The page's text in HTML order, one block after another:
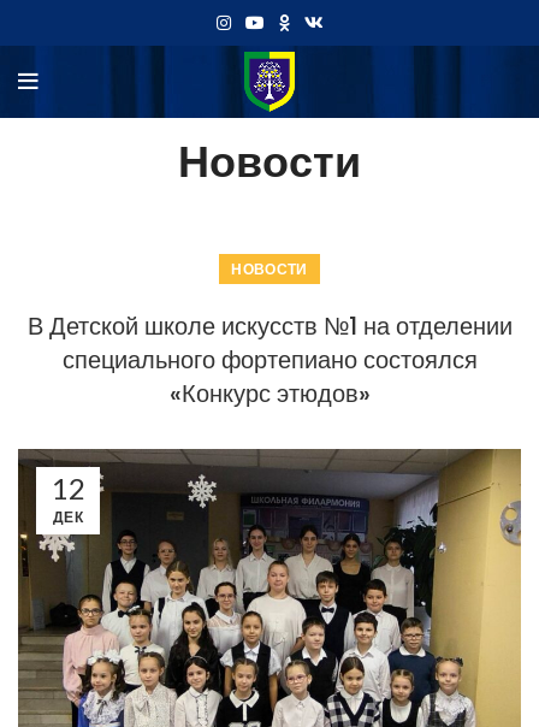
Новости
НОВОСТИ
В Детской школе искусств №1 на отделении
специального фортепиано состоялся
«Конкурс этюдов»
12
ДЕК